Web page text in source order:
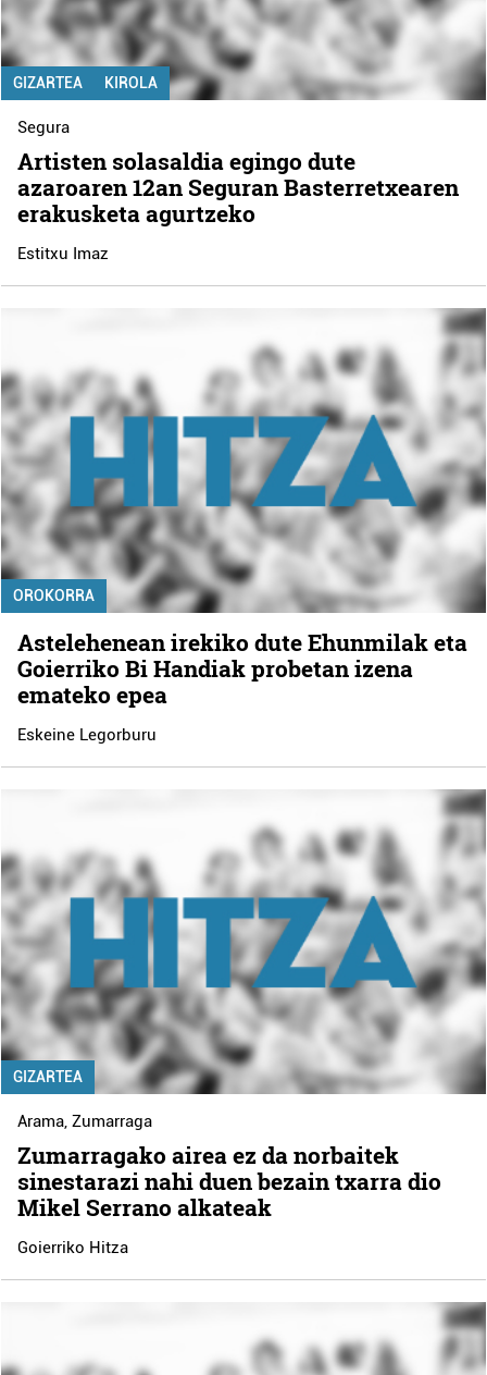
GIZARTEA KIROLA
Segura
Artisten solasaldia egingo dute
azaroaren 12an Seguran Basterretxearen
erakusketa agurtzeko
Estitxu Imaz
OROKORRA
Astelehenean irekiko dute Ehunmilak eta
Goierriko Bi Handiak probetan izena
emateko epea
Eskeine Legorburu
GIZARTEA
Arama,Zumarraga
Zumarragako airea ez da norbaitek
sinestarazi nahi duen bezain txarra dio
Mikel Serrano alkateak
Goierriko Hitza